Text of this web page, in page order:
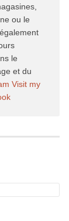
ou le
le
et du
Visit my